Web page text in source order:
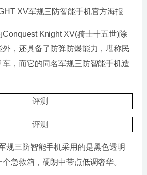
XV军规三防智能手机官方海报
Knight XV(骑士十五世)除
外，还具备了防弹防爆能力，堪称民
车，而它的同名军规三防智能手机造
三防智能手机采用的是黑色透明
急救箱，硬朗中带点低调奢华。